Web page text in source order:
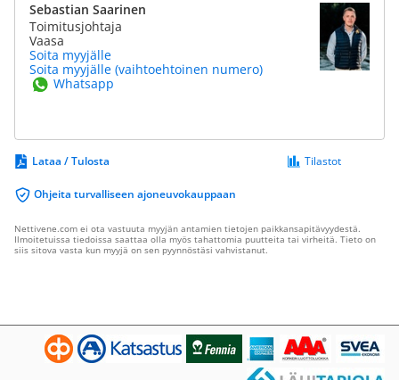
Sebastian Saarinen
Toimitusjohtaja
Vaasa
Soita myyjälle
Soita myyjälle (vaihtoehtoinen numero)
Whatsapp
Lataa / Tulosta
Ohjeita turvalliseen ajoneuvokauppaan
Tilastot
Nettivene.com ei ota vastuuta myyjän antamien tietojen paikkansapitävyydestä.
Ilmoitetuissa tiedoissa saattaa olla myös tahattomia puutteita tai virheitä. Tieto on
siis sitova vasta kun myyjä on sen pyynnöstäsi vahvistanut.